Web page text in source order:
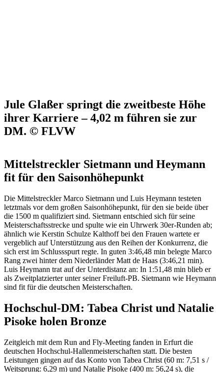
Jule Glaßer springt die zweitbeste Höhe
ihrer Karriere – 4,02 m führen sie zur
DM. © FLVW
Mittelstreckler Sietmann und Heymann
fit für den Saisonhöhepunkt
Die Mittelstreckler Marco Sietmann und Luis Heymann testeten
letztmals vor dem großen Saisonhöhepunkt, für den sie beide über
die 1500 m qualifiziert sind. Sietmann entschied sich für seine
Meisterschaftsstrecke und spulte wie ein Uhrwerk 30er-Runden ab;
ähnlich wie Kerstin Schulze Kalthoff bei den Frauen wartete er
vergeblich auf Unterstützung aus den Reihen der Konkurrenz, die
sich erst im Schlussspurt regte. In guten 3:46,48 min belegte Marco
Rang zwei hinter dem Niederländer Matt de Haas (3:46,21 min).
Luis Heymann trat auf der Unterdistanz an: In 1:51,48 min blieb er
als Zweitplatzierter unter seiner Freiluft-PB. Sietmann wie Heymann
sind fit für die deutschen Meisterschaften.
Hochschul-DM: Tabea Christ und Natalie
Pisoke holen Bronze
Zeitgleich mit dem Run and Fly-Meeting fanden in Erfurt die
deutschen Hochschul-Hallenmeisterschaften statt. Die besten
Leistungen gingen auf das Konto von Tabea Christ (60 m: 7,51 s /
Weitsprung: 6,29 m) und Natalie Pisoke (400 m: 56,24 s), die